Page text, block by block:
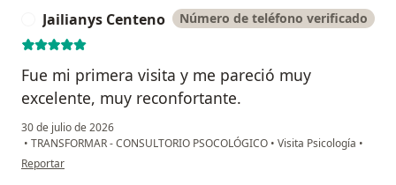
Jailianys Centeno Número de teléfono verificado
Fue mi primera visita y me pareció muy
excelente, muy reconfortante.
30 de julio de 2026
• TRANSFORMAR - CONSULTORIO PSOCOLÓGICO • Visita Psicología •
en opinión del usuario Jailianys Centeno
Reportar